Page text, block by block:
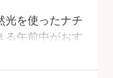
光を使ったナチ
る午前中がおす
ちに戻ってから